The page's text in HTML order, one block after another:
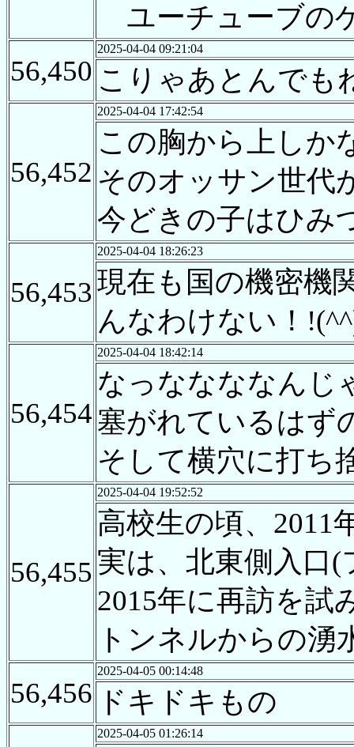
ユーチューブの
56,450
2025-04-04 09:21:04
こりゃあとんでも
56,452
2025-04-04 17:42:54
この胸から上しか
そのオッサン世代
今どきの子はひみ
56,453
2025-04-04 18:26:23
現在も国の機密機
んなわけない！
56,454
2025-04-04 18:42:14
なっななななんじ
塞がれているはず
そして横穴に打ち
56,455
2025-04-04 19:52:52
高校生の頃、2011
実は、北東側入口
2015年に再訪を
トンネルからの
56,456
2025-04-05 00:14:48
ドキドキもの
2025-04-05 01:26:14